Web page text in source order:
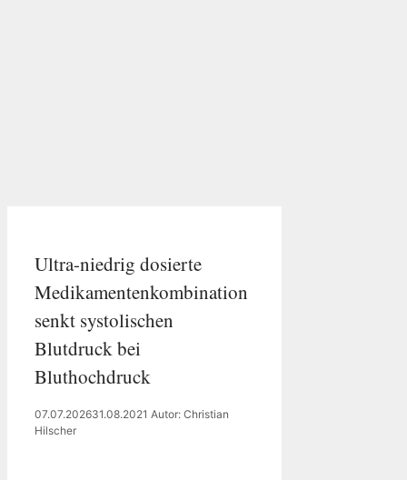
Ultra-niedrig dosierte
Medikamentenkombination
senkt systolischen
Blutdruck bei
Bluthochdruck
07.07.202631.08.2021 Autor: Christian
Hilscher